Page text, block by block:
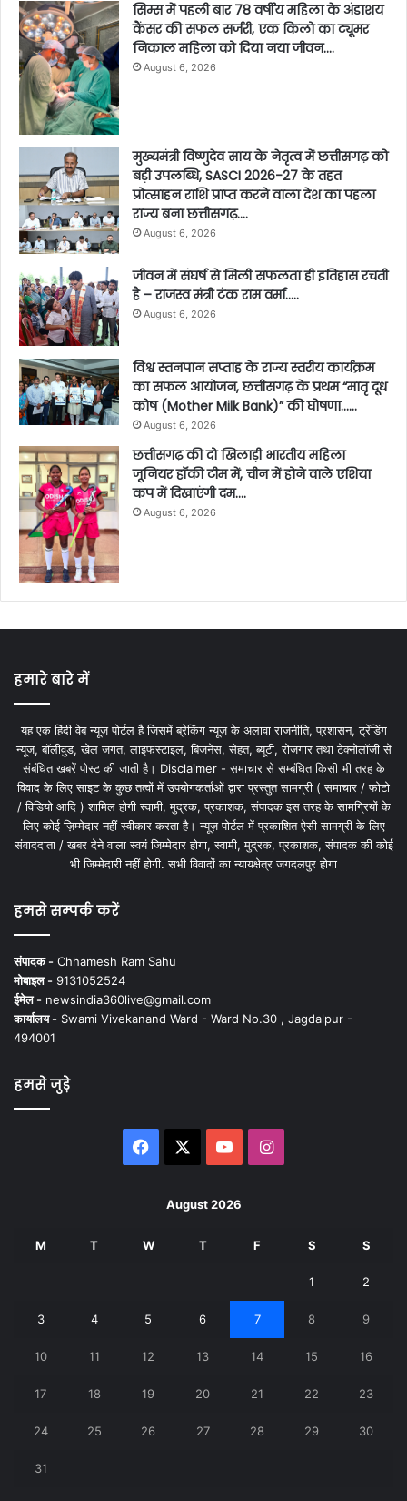
सिम्स में पहली बार 78 वर्षीय महिला के अंडाशय
कैंसर की सफल सर्जरी, एक किलो का ट्यूमर
निकाल महिला को दिया नया जीवन….
August 6, 2026
मुख्यमंत्री विष्णुदेव साय के नेतृत्व में छत्तीसगढ़ को
बड़ी उपलब्धि, SASCI 2026-27 के तहत
प्रोत्साहन राशि प्राप्त करने वाला देश का पहला
राज्य बना छत्तीसगढ़….
August 6, 2026
जीवन में संघर्ष से मिली सफलता ही इतिहास रचती
है – राजस्व मंत्री टंक राम वर्मा…..
August 6, 2026
विश्व स्तनपान सप्ताह के राज्य स्तरीय कार्यक्रम
का सफल आयोजन, छत्तीसगढ़ के प्रथम “मातृ दूध
कोष (Mother Milk Bank)” की घोषणा……
August 6, 2026
छत्तीसगढ़ की दो खिलाड़ी भारतीय महिला
जूनियर हॉकी टीम में, चीन में होने वाले एशिया
कप में दिखाएंगी दम….
August 6, 2026
हमारे बारे में
यह एक हिंदी वेब न्यूज़ पोर्टल है जिसमें ब्रेकिंग न्यूज़ के अलावा राजनीति, प्रशासन, ट्रेंडिंग
न्यूज, बॉलीवुड, खेल जगत, लाइफस्टाइल, बिजनेस, सेहत, ब्यूटी, रोजगार तथा टेक्नोलॉजी से
संबंधित खबरें पोस्ट की जाती है। Disclaimer - समाचार से सम्बंधित किसी भी तरह के
विवाद के लिए साइट के कुछ तत्वों में उपयोगकर्ताओं द्वारा प्रस्तुत सामग्री ( समाचार / फोटो
/ विडियो आदि ) शामिल होगी स्वामी, मुद्रक, प्रकाशक, संपादक इस तरह के सामग्रियों के
लिए कोई ज़िम्मेदार नहीं स्वीकार करता है। न्यूज़ पोर्टल में प्रकाशित ऐसी सामग्री के लिए
संवाददाता / खबर देने वाला स्वयं जिम्मेदार होगा, स्वामी, मुद्रक, प्रकाशक, संपादक की कोई
भी जिम्मेदारी नहीं होगी. सभी विवादों का न्यायक्षेत्र जगदलपुर होगा
हमसे सम्पर्क करें
संपादक - Chhamesh Ram Sahu
मोबाइल - 9131052524
ईमेल - newsindia360live@gmail.com
कार्यालय - Swami Vivekanand Ward - Ward No.30 , Jagdalpur -
494001
हमसे जुड़े
Facebook YouTubeInstagram
August 2026
M T W T F S S
1 2
3 4 5 6 7 8 9
10 11 12 13 14 15 16
17 18 19 20 21 22 23
24 25 26 27 28 29 30
31